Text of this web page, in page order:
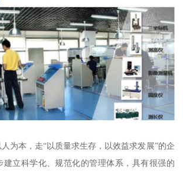
为本，走“以质量求生存，以效益求发展”的企
建立科学化、规范化的管理体系，具有很强的